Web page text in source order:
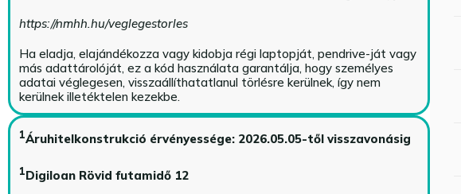
https://nmhh.hu/veglegestorles
Ha eladja, elajándékozza vagy kidobja régi laptopját, pendrive-ját vagy
más adattárolóját, ez a kód használata garantálja, hogy személyes
adatai véglegesen, visszaállíthatatlanul törlésre kerülnek, így nem
kerülnek illetéktelen kezekbe.
1Áruhitelkonstrukció érvényessége: 2026.05.05-től visszavonásig
1Digiloan Rövid futamidő 12